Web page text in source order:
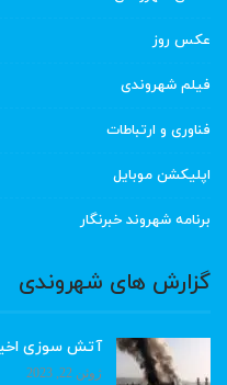
عکس روز
فیلم شهروندی
فناوری و ارتباطات
اپلیکشن موبایل
برنامه شهروند خبرنگار
گزارش های شهروندی
آتش سوزی
ژوئن 22, 2023